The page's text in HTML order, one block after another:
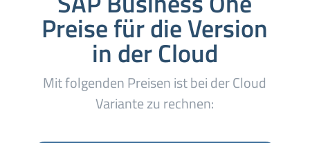
Preise für die Version
in der Cloud
Mit folgenden Preisen ist bei der Cloud
Variante zu rechnen: